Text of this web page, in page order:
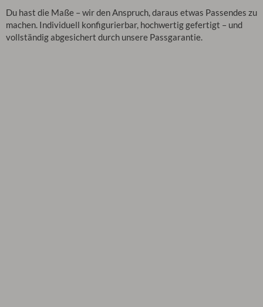
Du hast die Maße – wir den Anspruch, daraus etwas Passendes zu
machen. Individuell konfigurierbar, hochwertig gefertigt – und
vollständig abgesichert durch unsere Passgarantie.